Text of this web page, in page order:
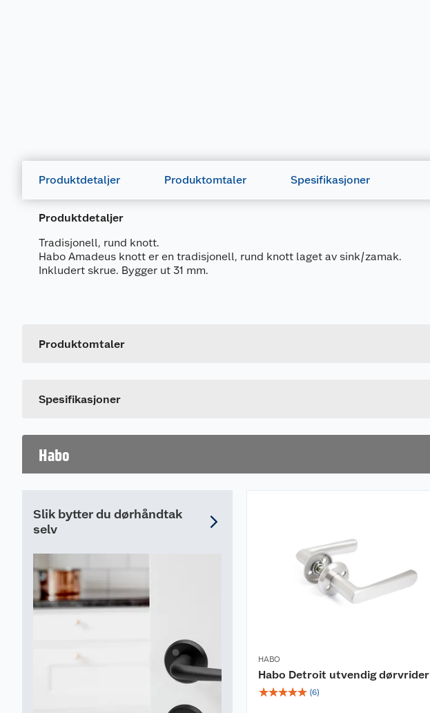
Produktdetaljer Produktomtaler Spesifikasjoner
Produktdetaljer
Tradisjonell, rund knott.
Habo Amadeus knott er en tradisjonell, rund knott laget av sink/zamak.
Inkludert skrue. Bygger ut 31 mm.
Produktomtaler
Spesifikasjoner
Leverandørens artikkelnummer
Habo
Slik bytter du dørhåndtak
selv
HABO
Habo Detroit utvendig dørvrider
☆☆☆☆☆ (6)